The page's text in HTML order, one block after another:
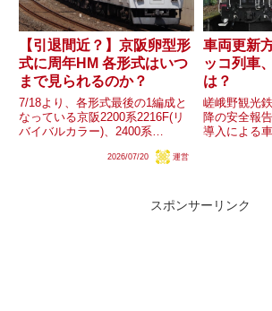
【引退間近？】京阪卵型形
式に周年HM 各形式はいつ
まで見られるのか？
7/18より、各形式最後の1編成と
なっている京阪2200系2216F(リ
バイバルカラー)、2400系
周年を記念したヘッドマークが掲
2026/07/20 運営
車両更新
ッコ列車
は？
嵯峨野観光
降の安全報
導入による
書でも引き
で、客車は
スポンサーリンク